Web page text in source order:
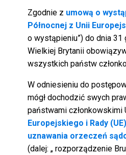
Zgodnie z umową o
Północnej z Unii
o wystąpieniu”) do dnia 31
Wielkiej Brytanii
wszystkich państw
W odniesieniu do
mógł dochodzić swych
państwami członkowskimi
Europejskiego i Rady
uznawania orzeczeń
(dalej: „ rozporządzenie